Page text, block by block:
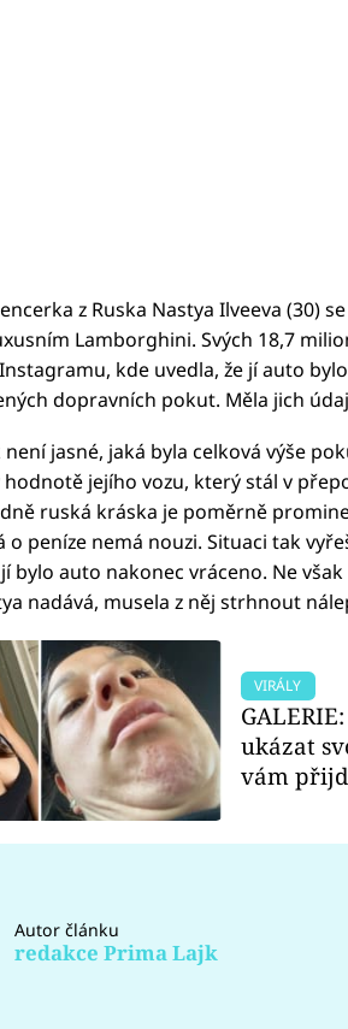
z Ruska Nastya Ilveeva (30)
Lamborghini. Svých 18,7
kde uvedla, že jí auto
dopravních pokut. Měla jich
jasné, jaká byla celková výše
jejího vozu, který stál v
ruská kráska je poměrně
peníze nemá nouzi. Situaci tak
bylo auto nakonec vráceno. Ne
nadává, musela z něj strhnout
VIRÁLY
ukázat
vám
Autor článku
redakce Prima Lajk